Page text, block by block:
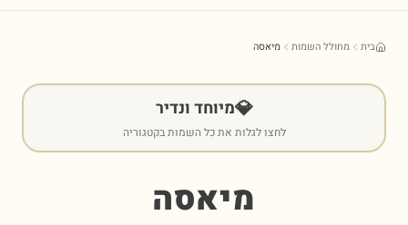
בית מחולל השמות מיאסה
💎מיוחד ונדיר
לחצו לגלות את כל השמות בקטגוריה
מיאסה